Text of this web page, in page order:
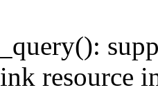
resource